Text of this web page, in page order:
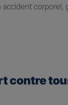
accident corporel,
contre